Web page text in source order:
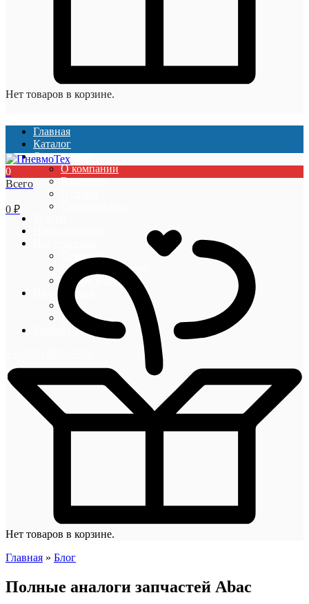
Нет товаров в корзине.
Главная
Каталог
О компании
О компании
Вакансии
Гарантии
Оплата и доставка
Акции и скидки
Информация
Блог
Новости
Контакты
0
Всего
0 ₽
Нет товаров в корзине.
Главная » Блог
Полные аналоги запчастей Abac